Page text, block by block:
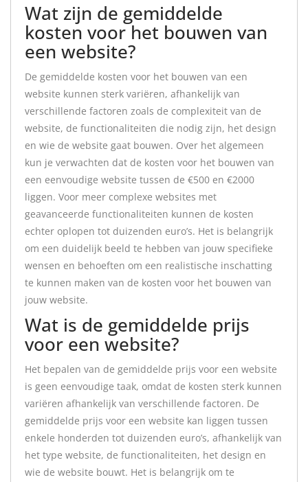
Wat zijn de gemiddelde
kosten voor het bouwen van
een website?
De gemiddelde kosten voor het bouwen van een
website kunnen sterk variëren, afhankelijk van
verschillende factoren zoals de complexiteit van de
website, de functionaliteiten die nodig zijn, het design
en wie de website gaat bouwen. Over het algemeen
kun je verwachten dat de kosten voor het bouwen van
een eenvoudige website tussen de €500 en €2000
liggen. Voor meer complexe websites met
geavanceerde functionaliteiten kunnen de kosten
echter oplopen tot duizenden euro’s. Het is belangrijk
om een duidelijk beeld te hebben van jouw specifieke
wensen en behoeften om een realistische inschatting
te kunnen maken van de kosten voor het bouwen van
jouw website.
Wat is de gemiddelde prijs
voor een website?
Het bepalen van de gemiddelde prijs voor een website
is geen eenvoudige taak, omdat de kosten sterk kunnen
variëren afhankelijk van verschillende factoren. De
gemiddelde prijs voor een website kan liggen tussen
enkele honderden tot duizenden euro’s, afhankelijk van
het type website, de functionaliteiten, het design en
wie de website bouwt. Het is belangrijk om te